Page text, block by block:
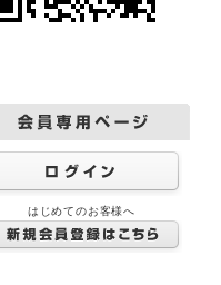
はじめてのお客様へ